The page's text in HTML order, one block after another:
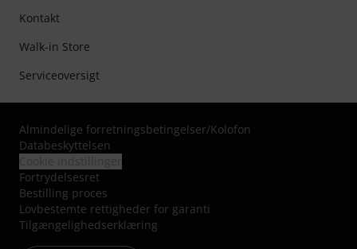
Kontakt
Walk-in Store
Serviceoversigt
Almindelige forretningsbetingelser/Kolofon
Databeskyttelsen
Fortrydelsesret
Bestilling proces
Lovbestemte rettigheder for garanti
Tilgængelighedserklæring